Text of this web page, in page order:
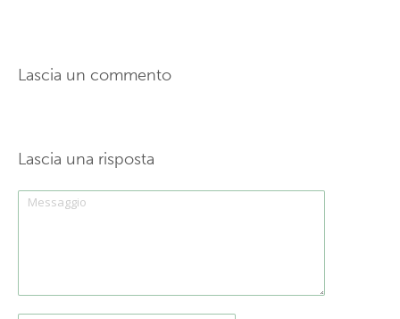
Lascia un commento
Lascia una risposta